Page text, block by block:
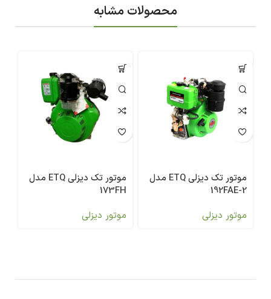
محصولات مشابه
موتور تک دیزلی ETQ مدل
2-192FAE
موتور دیزلی
موتور تک دیزلی ETQ مدل
173FH
موتور دیزلی